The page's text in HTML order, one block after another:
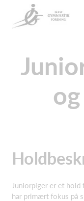
Juniorpiger er et
har primært fokus på